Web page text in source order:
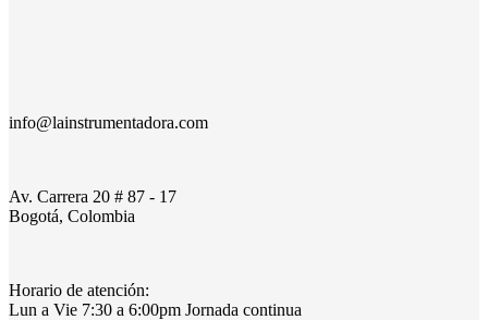
info@lainstrumentadora.com
Av. Carrera 20 # 87 - 17
Bogotá, Colombia
Horario de atención:
Lun a Vie 7:30 a 6:00pm Jornada continua